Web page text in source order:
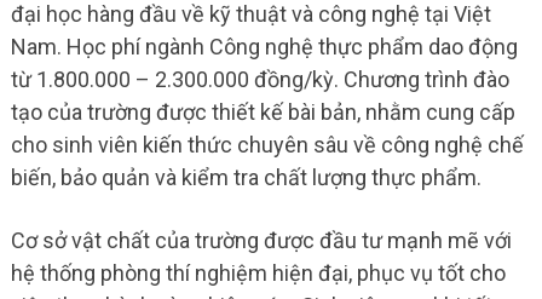
đại học hàng đầu về kỹ thuật và công nghệ tại Việt
Nam. Học phí ngành Công nghệ thực phẩm dao động
từ 1.800.000 – 2.300.000 đồng/kỳ. Chương trình đào
tạo của trường được thiết kế bài bản, nhằm cung cấp
cho sinh viên kiến thức chuyên sâu về công nghệ chế
biến, bảo quản và kiểm tra chất lượng thực phẩm.
Cơ sở vật chất của trường được đầu tư mạnh mẽ với
hệ thống phòng thí nghiệm hiện đại, phục vụ tốt cho